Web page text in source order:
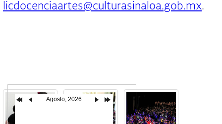
licdocenciaartes@culturasinaloa.gob.mx.
Agosto, 2026